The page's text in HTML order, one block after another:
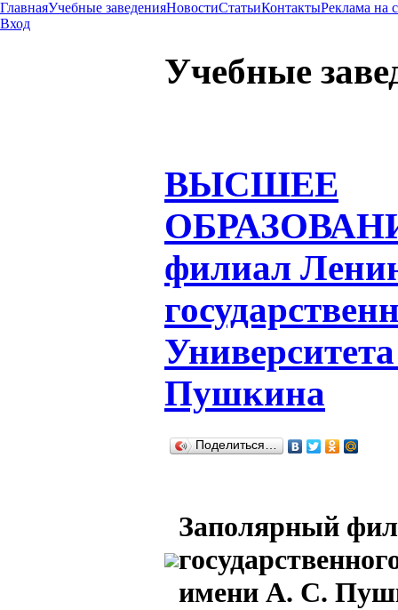
ГлавнаяУчебные заведенияНовостиСтатьиКонтактыРеклама на
Вход
Учебные
ВЫСШЕЕ
филиал
Пушкина
Поделиться…
Заполярный
имени А. С.